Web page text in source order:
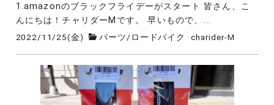
1.amazonのブラックフライデーがスタート 皆さん、こ
んにちは！チャリダーMです。 早いもので、...
2022/11/25(金) パーツ/ ロードバイク charider-M